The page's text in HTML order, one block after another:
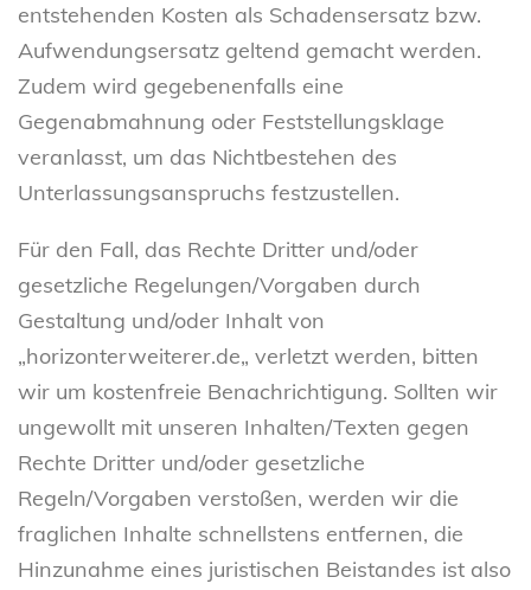
entstehenden Kosten als Schadensersatz bzw.
Aufwendungsersatz geltend gemacht werden.
Zudem wird gegebenenfalls eine
Gegenabmahnung oder Feststellungsklage
veranlasst, um das Nichtbestehen des
Unterlassungsanspruchs festzustellen.
Für den Fall, das Rechte Dritter und/oder
gesetzliche Regelungen/Vorgaben durch
Gestaltung und/oder Inhalt von
„horizonterweiterer.de„ verletzt werden, bitten
wir um kostenfreie Benachrichtigung. Sollten wir
ungewollt mit unseren Inhalten/Texten gegen
Rechte Dritter und/oder gesetzliche
Regeln/Vorgaben verstoßen, werden wir die
fraglichen Inhalte schnellstens entfernen, die
Hinzunahme eines juristischen Beistandes ist also